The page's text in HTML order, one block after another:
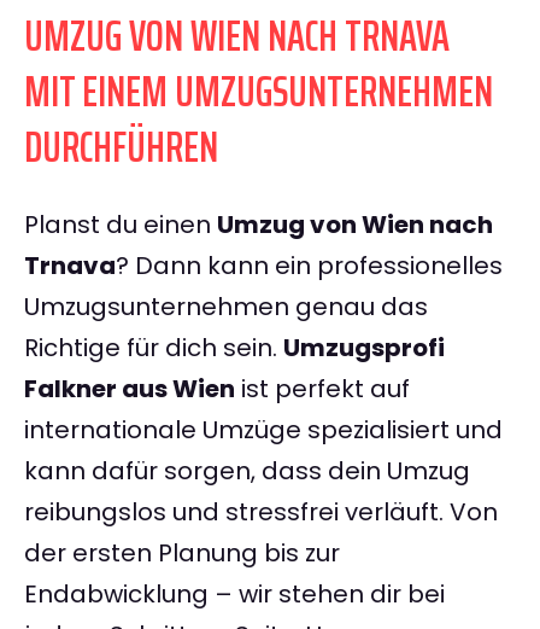
UMZUG VON WIEN NACH TRNAVA
MIT EINEM UMZUGSUNTERNEHMEN
DURCHFÜHREN
Planst du einen Umzug von Wien nach
Trnava? Dann kann ein professionelles
Umzugsunternehmen genau das
Richtige für dich sein. Umzugsprofi
Falkner aus Wien ist perfekt auf
internationale Umzüge spezialisiert und
kann dafür sorgen, dass dein Umzug
reibungslos und stressfrei verläuft. Von
der ersten Planung bis zur
Endabwicklung – wir stehen dir bei